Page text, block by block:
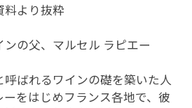
料より抜粋
の父、マルセル ラピエー
ばれるワインの礎を築いた人
をはじめフランス各地で、彼